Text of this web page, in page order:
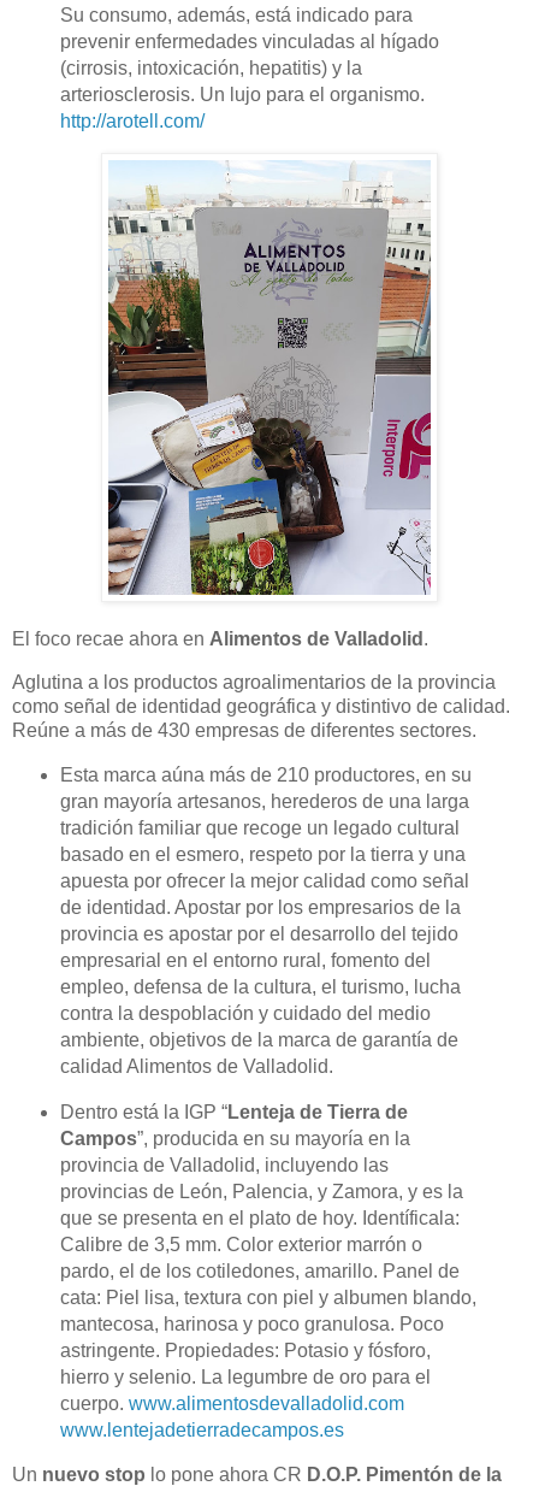
Su consumo, además, está indicado para
prevenir enfermedades vinculadas al hígado
(cirrosis, intoxicación, hepatitis) y la
arteriosclerosis. Un lujo para el organismo.
http://arotell.com/
El foco recae ahora en Alimentos de Valladolid .
Aglutina a los productos agroalimentarios de la provincia
como señal de identidad geográfica y distintivo de calidad.
Reúne a más de 430 empresas de diferentes sectores.
Esta marca aúna más de 210 productores, en su
gran mayoría artesanos, herederos de una larga
tradición familiar que recoge un legado cultural
basado en el esmero, respeto por la tierra y una
apuesta por ofrecer la mejor calidad como señal
de identidad. Apostar por los empresarios de la
provincia es apostar por el desarrollo del tejido
empresarial en el entorno rural, fomento del
empleo, defensa de la cultura, el turismo, lucha
contra la despoblación y cuidado del medio
ambiente, objetivos de la marca de garantía de
calidad Alimentos de Valladolid.
Dentro está la IGP “Lenteja de Tierra de
Campos”, producida en su mayoría en la
provincia de Valladolid, incluyendo las
provincias de León, Palencia, y Zamora, y es la
que se presenta en el plato de hoy. Identíficala:
Calibre de 3,5 mm. Color exterior marrón o
pardo, el de los cotiledones, amarillo. Panel de
cata: Piel lisa, textura con piel y albumen blando,
mantecosa, harinosa y poco granulosa. Poco
astringente. Propiedades: Potasio y fósforo,
hierro y selenio. La legumbre de oro para el
cuerpo. www.alimentosdevalladolid.com
www.lentejadetierradecampos.es
Un nuevo stop lo pone ahora CR D.O.P. Pimentón de la